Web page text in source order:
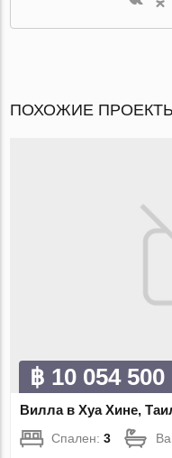
ПОХОЖИЕ
฿ 10 054 500
Вилла в Хуа Хине,
Спален:3